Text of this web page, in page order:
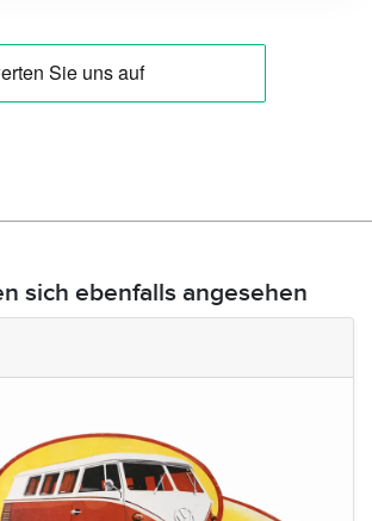
sich ebenfalls angesehen